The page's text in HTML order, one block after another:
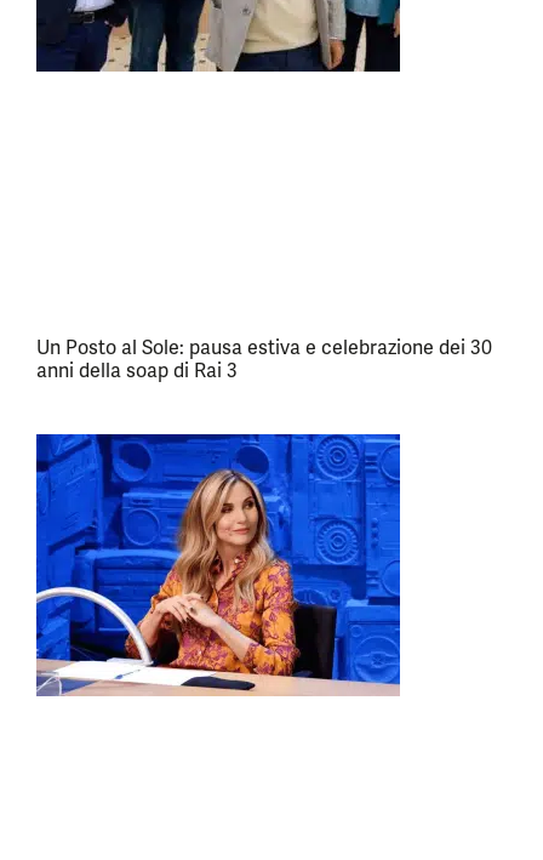
Un Posto al Sole: pausa estiva e celebrazione dei 30
anni della soap di Rai 3